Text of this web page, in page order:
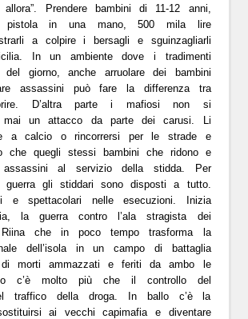
Prendere bambini di 11-12 anni,
pistola in una mano, 500 mila lire
a colpire i bersagli e sguinzagliarli
In un ambiente dove i tradimenti
del giorno, anche arruolare dei bambini
assassini può fare la differenza tra
D’altra parte i mafiosi non si
mai un attacco da parte dei carusi. Li
a calcio o rincorrersi per le strade e
che quegli stessi bambini che ridono e
assassini al servizio della stidda.
Per
guerra gli stiddari sono disposti a tutto.
e spettacolari nelle esecuzioni. Inizia
la guerra contro l’ala stragista dei
che in poco tempo trasforma la
dell’isola in un campo di battaglia
di morti ammazzati e feriti da ambo le
c’è molto più che il controllo del
traffico della droga. In ballo c’è la
ai vecchi capimafia e diventare